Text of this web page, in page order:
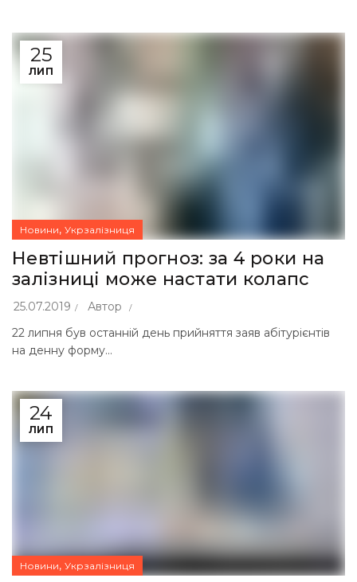
25
ЛИП
Новини, Укрзалізниця
Невтішний прогноз: за 4 роки на
залізниці може настати колапс
25.07.2019
Автор
22 липня був останній день прийняття заяв абітурієнтів
на денну форму...
24
ЛИП
Новини, Укрзалізниця